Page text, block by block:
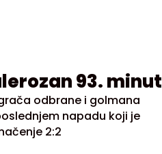
93. minut
odbrane i golmana
napadu koji je
2:2